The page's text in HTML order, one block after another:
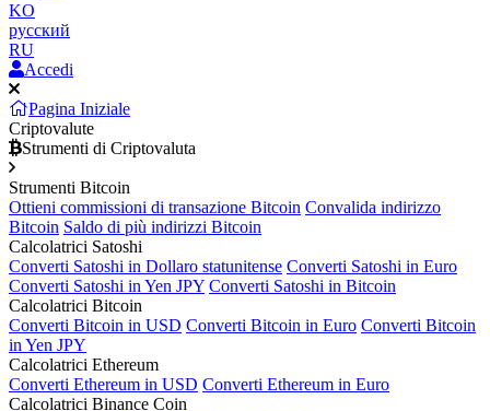
KO
русский
RU
Accedi
Pagina Iniziale
Criptovalute
Strumenti di Criptovaluta
Strumenti Bitcoin
Ottieni commissioni di transazione Bitcoin Convalida indirizzo
Bitcoin Saldo di più indirizzi Bitcoin
Calcolatrici Satoshi
Converti Satoshi in Dollaro statunitense Converti Satoshi in Euro
Converti Satoshi in Yen JPY Converti Satoshi in Bitcoin
Calcolatrici Bitcoin
Converti Bitcoin in USD Converti Bitcoin in Euro Converti Bitcoin
in Yen JPY
Calcolatrici Ethereum
Converti Ethereum in USD Converti Ethereum in Euro
Calcolatrici Binance Coin